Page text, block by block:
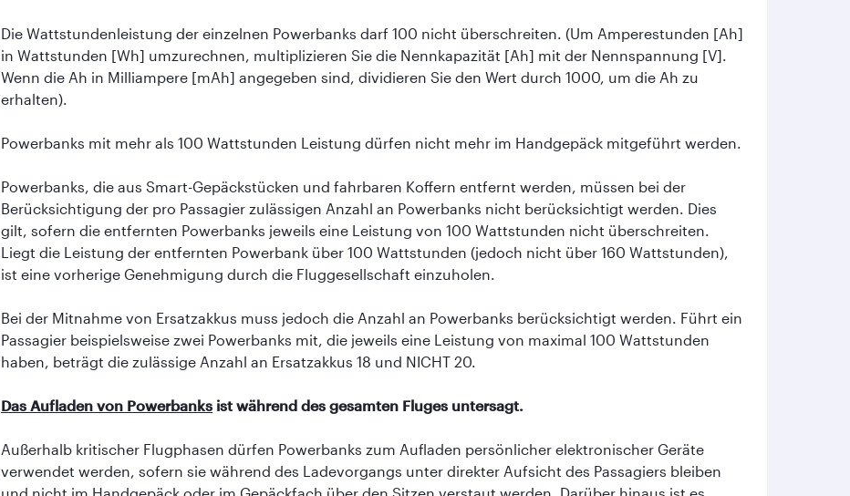
Die Wattstundenleistung der einzelnen Powerbanks darf 100 nicht überschreiten. (Um Amperestunden [Ah]
in Wattstunden [Wh] umzurechnen, multiplizieren Sie die Nennkapazität [Ah] mit der Nennspannung [V].
Wenn die Ah in Milliampere [mAh] angegeben sind, dividieren Sie den Wert durch 1000, um die Ah zu
erhalten).
Powerbanks mit mehr als 100 Wattstunden Leistung dürfen nicht mehr im Handgepäck mitgeführt werden.
Powerbanks, die aus Smart-Gepäckstücken und fahrbaren Koffern entfernt werden, müssen bei der
Berücksichtigung der pro Passagier zulässigen Anzahl an Powerbanks nicht berücksichtigt werden. Dies
gilt, sofern die entfernten Powerbanks jeweils eine Leistung von 100 Wattstunden nicht überschreiten.
Liegt die Leistung der entfernten Powerbank über 100 Wattstunden (jedoch nicht über 160 Wattstunden),
ist eine vorherige Genehmigung durch die Fluggesellschaft einzuholen.
Bei der Mitnahme von Ersatzakkus muss jedoch die Anzahl an Powerbanks berücksichtigt werden. Führt ein
Passagier beispielsweise zwei Powerbanks mit, die jeweils eine Leistung von maximal 100 Wattstunden
haben, beträgt die zulässige Anzahl an Ersatzakkus 18 und NICHT 20.
Das Aufladen von Powerbanks ist während des gesamten Fluges untersagt.
Außerhalb kritischer Flugphasen dürfen Powerbanks zum Aufladen persönlicher elektronischer Geräte
verwendet werden, sofern sie während des Ladevorgangs unter direkter Aufsicht des Passagiers bleiben